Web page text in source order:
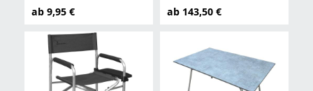
ab 9,95 €
ab 143,50 €